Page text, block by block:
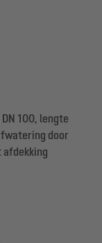
100, lengte
door
afdekking